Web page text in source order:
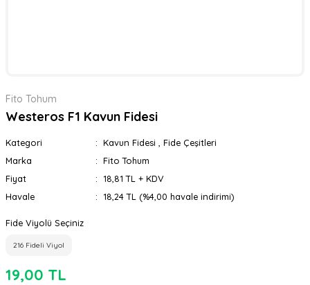
Fito Tohum
Westeros F1 Kavun Fidesi
Kategori Kavun Fidesi
Fide Çeşitleri
Marka
Fito Tohum
Fiyat
18,81 TL + KDV
Havale
18,24 TL (%4,00 havale indirimi)
Fide Viyolü Seçiniz
216 Fideli Viyol
19,00 TL